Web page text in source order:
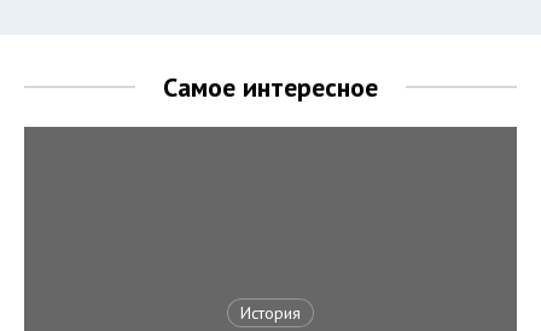
Самое интересное
История